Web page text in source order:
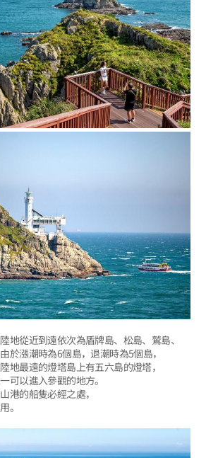
地從近到遠依次為盾牌島、松島、鷲島、
於漲潮時為6個島，退潮時為5個島，
地最遠的燈塔島上有五六島的燈塔，
可以進入參觀的地方。
港的船隻必經之處，
。